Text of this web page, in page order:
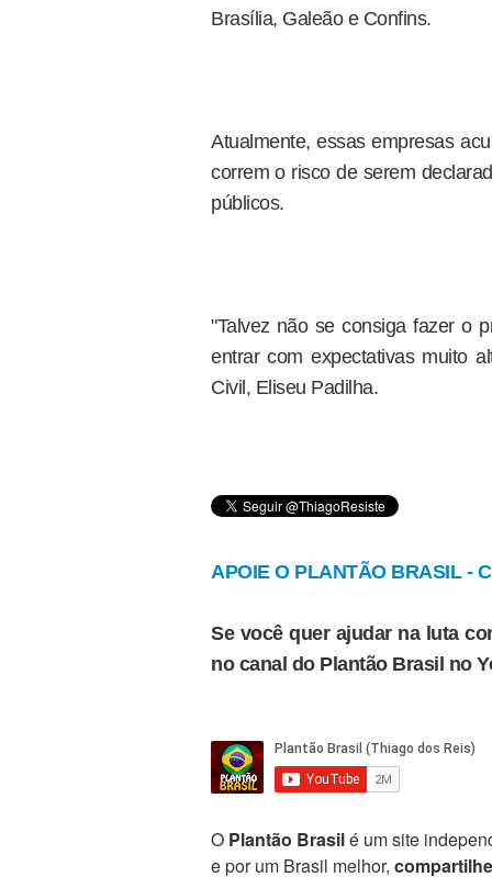
Brasília, Galeão e Confins.
Atualmente, essas empresas
correm o risco de serem
públicos.
"Talvez não se consiga fazer o
entrar com expectativas muito
Civil, Eliseu Padilha.
APOIE O PLANTÃO BRASIL -
Se você quer ajudar na luta
no canal do Plantão Brasil no
O Plantão Brasilé um site
e por um Brasil melhor,